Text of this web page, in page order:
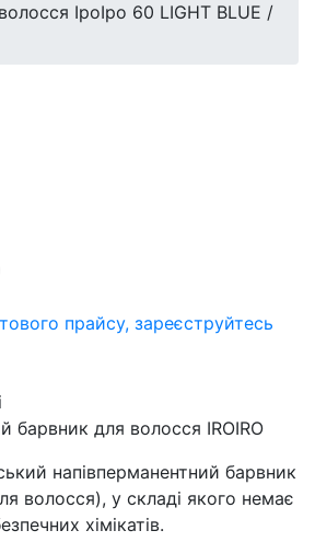
ІроІро 60 LIGHT BLUE /
прайсу, зареєструйтесь
барвник для волосся IROIRO
напівперманентний барвник
волосся), у складі якого немає
хімікатів.